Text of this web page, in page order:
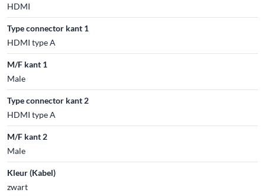
HDMI
Type connector kant 1
HDMI type A
M/F kant 1
Male
Type connector kant 2
HDMI type A
M/F kant 2
Male
Kleur (Kabel)
zwart